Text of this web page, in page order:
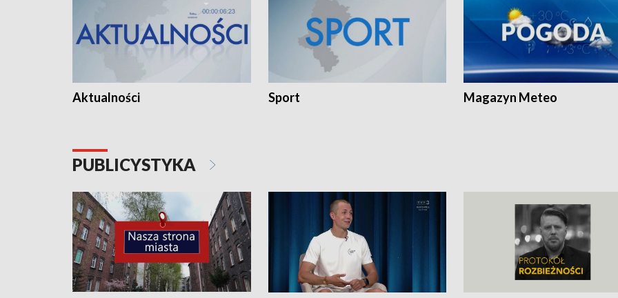
Aktualności Sport Magazyn Meteo
PUBLICYSTYKA